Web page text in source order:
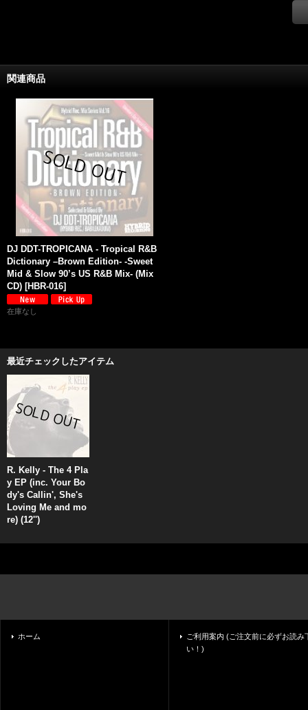
関連商品
DJ DDT-TROPICANA - Tropical R&B
Dictionary –Brown Edition- -Sweet
Mid & Slow 90’s US R&B Mix- (Mix
CD) [HBR-016]
在庫なし
最近チェックしたアイテム
R. Kelly - The 4 Pla
y EP (inc. Your Bo
dy's Callin', She's
Loving Me and mo
re) (12'')
ホーム
ご利用案内 (ご注文前に必ずお読み
い！)